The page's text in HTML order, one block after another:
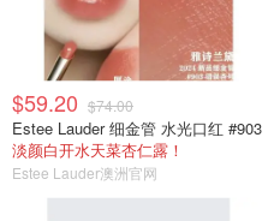
$59.20 $74.00
Estee Lauder 细金管 水光口红 #903
淡颜白开水天菜杏仁露！
Estee Lauder澳洲官网